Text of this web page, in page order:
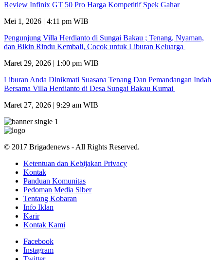
Review Infinix GT 50 Pro Harga Kompetitif Spek Gahar
Mei 1, 2026 | 4:11 pm WIB
Pengunjung Villa Herdianto di Sungai Bakau ; Tenang, Nyaman,
dan Bikin Rindu Kembali, Cocok untuk Liburan Keluarga
Maret 29, 2026 | 1:00 pm WIB
Liburan Anda Dinikmati Suasana Tenang Dan Pemandangan Indah
Bersama Villa Herdianto di Desa Sungai Bakau Kumai
Maret 27, 2026 | 9:29 am WIB
© 2017 Brigadenews - All Rights Reserved.
Ketentuan dan Kebijakan Privacy
Kontak
Panduan Komunitas
Pedoman Media Siber
Tentang Kobaran
Info Iklan
Karir
Kontak Kami
Facebook
Instagram